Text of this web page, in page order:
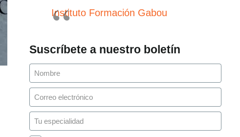
Instituto Formación Gabou
Suscríbete a nuestro boletín